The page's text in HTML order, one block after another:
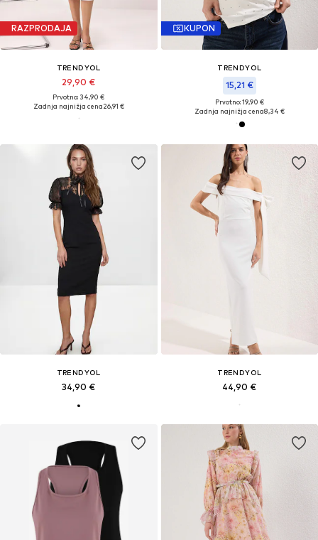
RAZPRODAJA
TRENDYOL
29,90 €
Prvotno: 34,90 €
Zadnja najnižja cena26,91 €
KUPON
TRENDYOL
15,21 €
Prvotno: 19,90 €
Zadnja najnižja cena8,34 €
TRENDYOL
34,90 €
TRENDYOL
44,90 €